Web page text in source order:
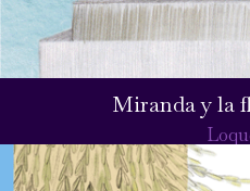
Miranda y la